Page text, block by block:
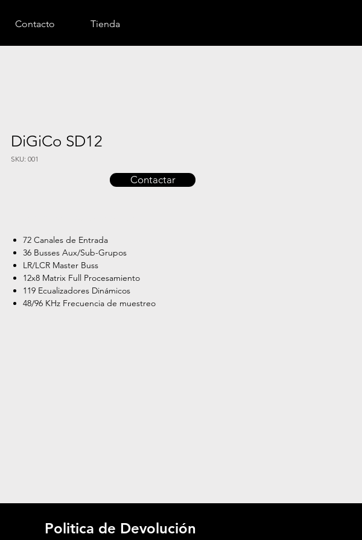
Contacto Tienda
DiGiCo SD12
SKU: 001
72 Canales de Entrada
36 Busses Aux/Sub-Grupos
LR/LCR Master Buss
12x8 Matrix Full Procesamiento
119 Ecualizadores Dinámicos
48/96 KHz Frecuencia de muestreo
Contactar
Politica de Devolución